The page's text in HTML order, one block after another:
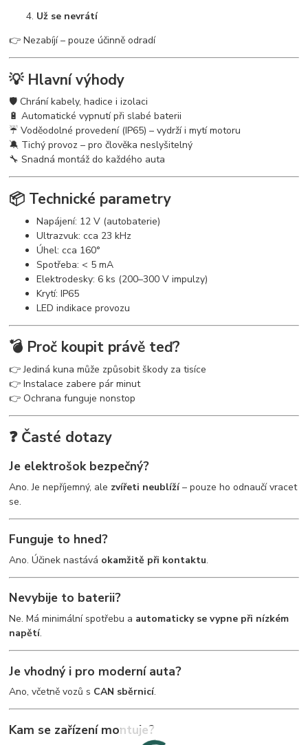
Už se nevrátí
👉 Nezabíjí – pouze účinně odradí
💡 Hlavní výhody
🛡️ Chrání kabely, hadice i izolaci
🔋 Automatické vypnutí při slabé baterii
☔ Voděodolné provedení (IP65) – vydrží i mytí motoru
🔕 Tichý provoz – pro člověka neslyšitelný
🔧 Snadná montáž do každého auta
📦 Technické parametry
Napájení: 12 V (autobaterie)
Ultrazvuk: cca 23 kHz
Úhel: cca 160°
Spotřeba: < 5 mA
Elektrodesky: 6 ks (200–300 V impulzy)
Krytí: IP65
LED indikace provozu
💣 Proč koupit právě teď?
👉 Jediná kuna může způsobit škody za tisíce
👉 Instalace zabere pár minut
👉 Ochrana funguje nonstop
❓ Časté dotazy
Je elektrošok bezpečný?
Ano. Je nepříjemný, ale zvířeti neublíží– pouze ho odnaučí vracet
se.
Funguje to hned?
Ano. Účinek nastává okamžitě při kontaktu.
Nevybije to baterii?
Ne. Má minimální spotřebu a automaticky se vypne při nízkém
napětí.
Je vhodný i pro moderní auta?
Ano, včetně vozů s CAN sběrnicí.
Kam se zařízení montuje?